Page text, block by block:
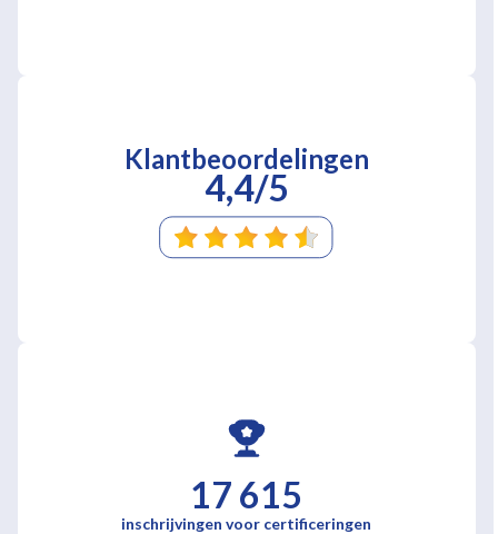
Klantbeoordelingen
4,4/5
17 615
inschrijvingen voor certificeringen